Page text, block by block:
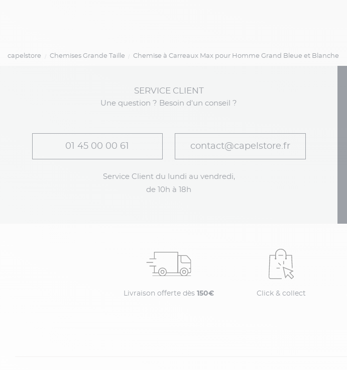
capelstore Chemises Grande Taille Chemise à Carreaux Max pour Homme Grand Bleue et Blanche
SERVICE CLIENT
Une question ? Besoin d'un conseil ?
01 45 00 00 61 contact@capelstore.fr
Service Client du lundi au vendredi,
de 10h à 18h
Livraison offerte dès 150€ Click & collect